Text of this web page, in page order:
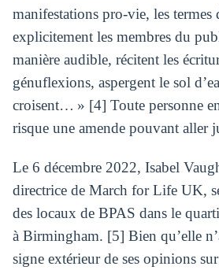
manifestations pro-vie, les termes
explicitement les membres du
manière audible, récitent les
génuflexions, aspergent le sol
croisent… » [4] Toute personne
risque une amende pouvant aller
Le 6 décembre 2022, Isabel
directrice de March for Life UK,
des locaux de BPAS dans le
à Birmingham. [5] Bien qu’elle
signe extérieur de ses opinions